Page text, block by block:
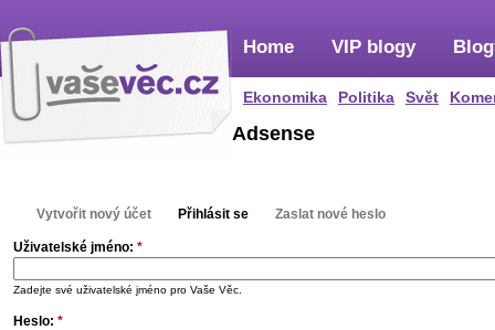
Home
Ekonomika Politika Svět
VIP blogy
Adsense
Vytvořit nový účet Přihlásit se Zaslat nové heslo
Uživatelské jméno: *
Zadejte své uživatelské jméno pro Vaše Věc.
Heslo: *